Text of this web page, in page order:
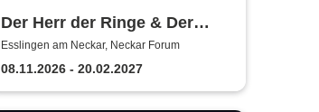
Der Herr der Ringe & Der
Hobbit
Esslingen am Neckar, Neckar Forum
08.11.2026 - 20.02.2027